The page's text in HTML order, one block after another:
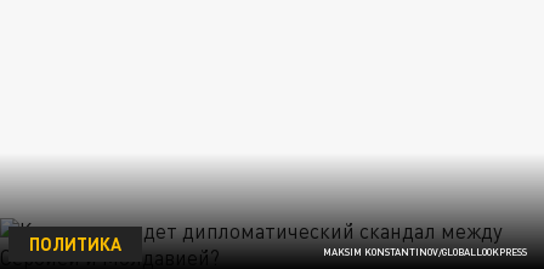
MAKSIM KONSTANTINOV/GLOBALLOOKPRESS
ПОЛИТИКА